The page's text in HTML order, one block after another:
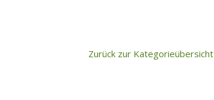
Zurück zur Kategorieübersicht